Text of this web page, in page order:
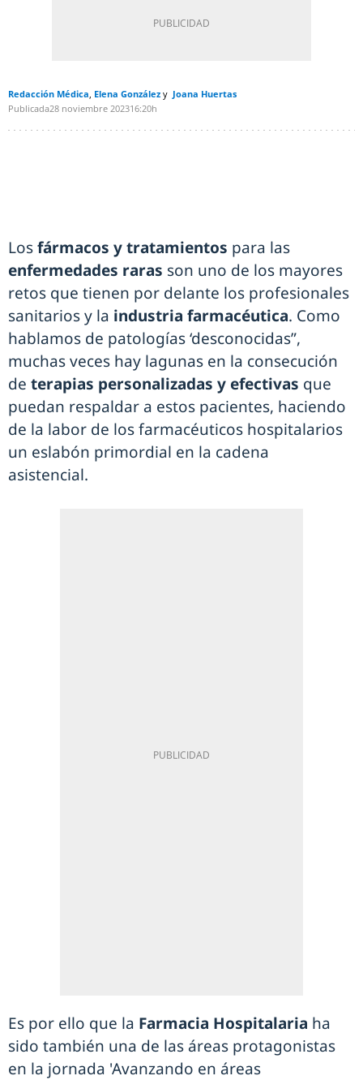
Redacción Médica Elena González
Joana Huertas
Publicada28 noviembre 202316:20h
Losfármacos y tratamientos para las
enfermedades raras son uno de los mayores
retos que tienen por delante los profesionales
sanitarios y la industria farmacéutica. Como
hablamos de patologías ‘desconocidas”,
muchas veces hay lagunas en la consecución
de terapias personalizadas y efectivas que
puedan respaldar a estos pacientes, haciendo
de la labor de los farmacéuticos hospitalarios
un eslabón primordial en la cadena
asistencial.
Es por ello que la Farmacia Hospitalaria ha
sido también una de las áreas protagonistas
en la jornada 'Avanzando en áreas